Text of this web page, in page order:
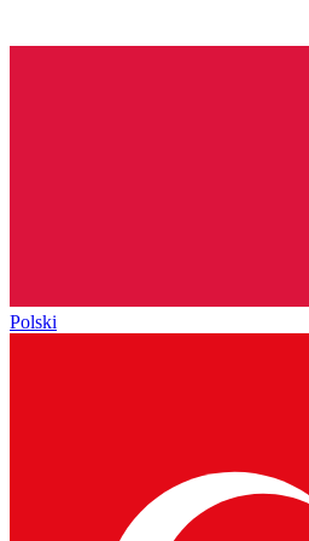
Polski